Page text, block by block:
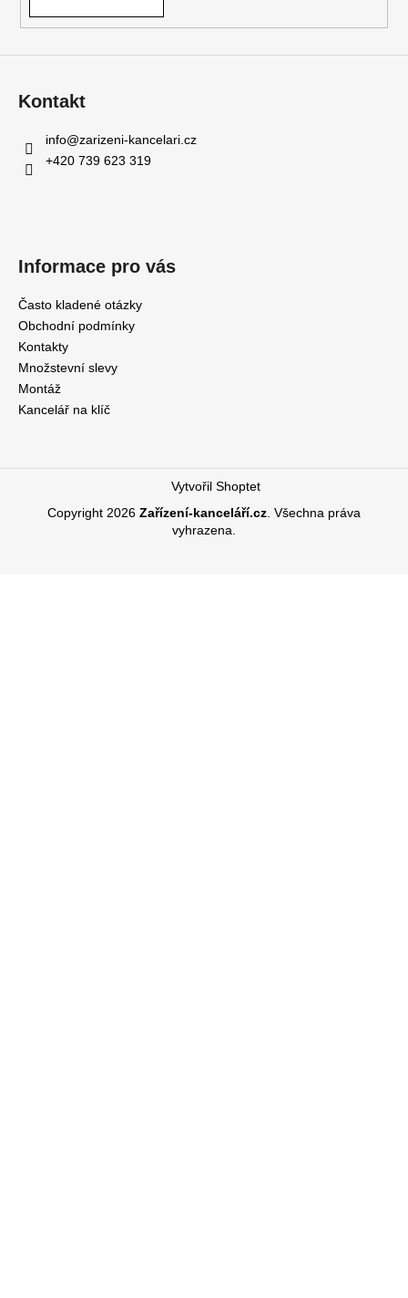
Kontakt
info@zarizeni-kancelari.cz
+420 739 623 319
Informace pro vás
Často kladené otázky
Obchodní podmínky
Kontakty
Množstevní slevy
Montáž
Kancelář na klíč
Vytvořil Shoptet
Copyright 2026 Zařízení-kanceláří.cz . Všechna práva
vyhrazena.